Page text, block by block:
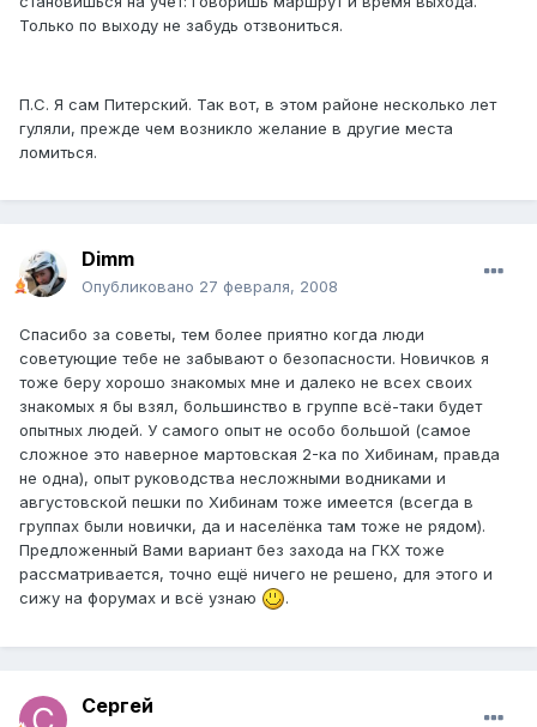
Только по выходу не забудь отзвониться.
П.С. Я сам Питерский. Так вот, в этом районе несколько лет
гуляли, прежде чем возникло желание в другие места
ломиться.
Dimm
Опубликовано 27 февраля, 2008
Спасибо за советы, тем более приятно когда люди
советующие тебе не забывают о безопасности. Новичков я
тоже беру хорошо знакомых мне и далеко не всех своих
знакомых я бы взял, большинство в группе всё-таки будет
опытных людей. У самого опыт не особо большой (самое
сложное это наверное мартовская 2-ка по Хибинам, правда
не одна), опыт руководства несложными водниками и
августовской пешки по Хибинам тоже имеется (всегда в
группах были новички, да и населёнка там тоже не рядом).
Предложенный Вами вариант без захода на ГКХ тоже
рассматривается, точно ещё ничего не решено, для этого и
сижу на форумах и всё узнаю
.
Cергей